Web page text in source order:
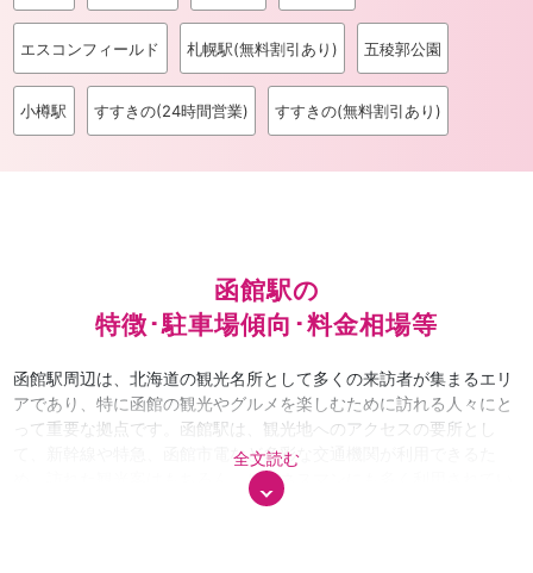
エスコンフィールド 札幌駅(無料割引あり) 五稜郭公園
小樽駅 すすきの(24時間営業) すすきの(無料割引あり)
函館駅の
特徴･駐車場傾向･料金相場等
全文読む
函館駅周辺は、北海道の観光名所として多くの来訪者が集まるエリ
アであり、特に函館の観光やグルメを楽しむために訪れる人々にと
って重要な拠点です。函館駅は、観光地へのアクセスの要所とし
て、新幹線や特急、函館市電など多彩な交通機関が利用できるた
め、訪れた観光客はもちろん、ビジネスマンにも多く利用されてい
ます。周辺には「金森赤レンガ倉庫」や「函館朝市」など、人気の